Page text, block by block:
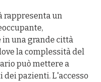
rappresenta un
una grande città
la complessità del
può mettere a
pazienti. L'accesso